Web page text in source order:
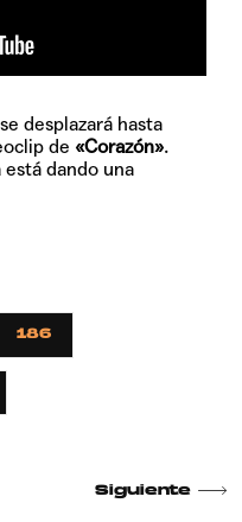
se desplazará hasta
de «Corazón».
está dando una
186
Siguiente